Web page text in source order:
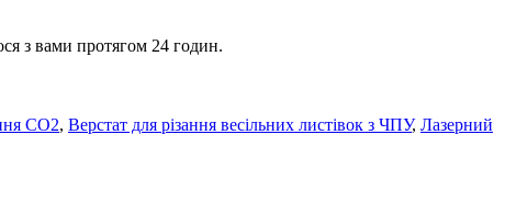
з вами протягом 24 годин.
CO2, Верстат для різання весільних листівок з ЧПУ, Лазерний